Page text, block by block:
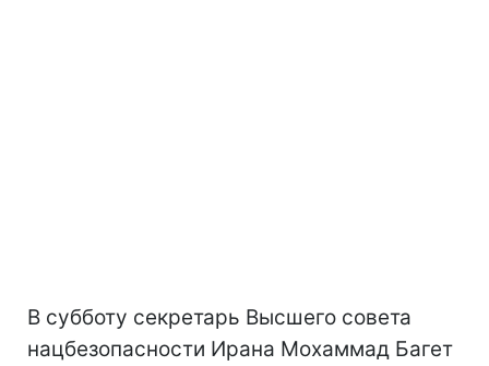
В субботу секретарь Высшего совета
нацбезопасности Ирана Мохаммад Багет